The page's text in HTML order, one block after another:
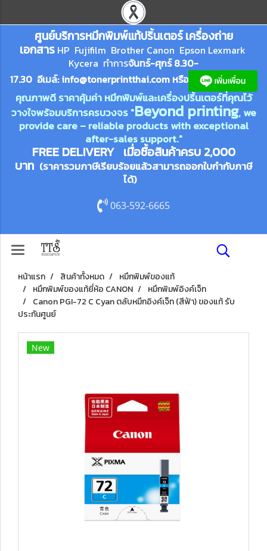
ศูนย์บริการหมึกพิมพ์แท้ปริ้นเตอร์ เครื่องถ่าย
เอกสาร HP Fujifilm Brother Canon Epson Lexmark
Kycera ทำการจันทร์-ศุกร์ 8.30-
17.30 อีเมล์:info@tonerprintthai.com หรือ
คุณภาพดี ราคาคุ้มค่า หมึกพิมพ์และเครื่องปริ้นเตอร์ที่คุณไว้
วางใจพร้อมบริการครบวงจร "Beyond printing, we
provide care – reliable products with exceptional
after-sales support."
FREE DELIVERY เมื่อซื้อสินค้าครบ 2,000
บาท (ราคารวมภาษีเรียบร้อยแล้วสามารถออกใบกำกับภาษี
ได้)
063-592-6665
หน้าแรก สินค้าทั้งหมด
หมึกพิมพ์ของแท้
หมึกพิมพ์ของแท้ยี่ห้อ CANON
หมึกพิมพ์อิงค์เจ็ท
Canon PGI-72 C Cyan ตลับหมึกอิงค์เจ็ท (สีฟ้า) ของแท้ รับ
ประกันศูนย์
New